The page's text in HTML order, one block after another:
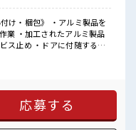
ばっちり！
け・梱包》 ・アルミ製品を
業 ・加工されたアルミ製品
ス止め ・ドアに付随する細
品付
保できますね！ 明るすぎた
型自由でOK(詳しくは担当
うか朝の悩みが解消♪ 制
スタート！ イチからスキル
応募する